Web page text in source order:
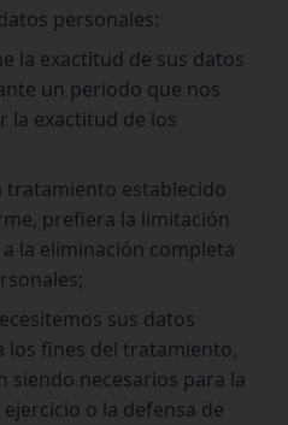
personales:
la exactitud de sus datos
un período que nos
la exactitud de los
tratamiento establecido
prefiera la limitación
la eliminación completa
sus datos
los fines del tratamiento,
siendo necesarios para la
o la defensa de